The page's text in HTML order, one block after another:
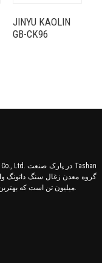
JINYU KAOLIN
GB-CK96
میلیون تن است که بهترین و خالص ترین ماده خام کائولن زغال سنگ در چین است.